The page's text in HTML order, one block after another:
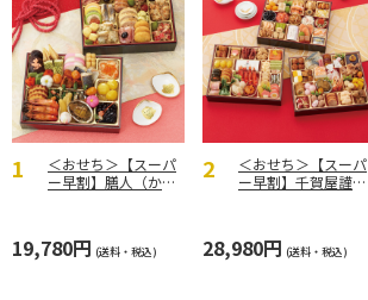
＜おせち＞【スーパ
ー早割】膳人（かし
19,780円 (送料・税込)
＜おせち＞【スーパ
ー早割】千賀屋謹
28,980円 (送料・税込)